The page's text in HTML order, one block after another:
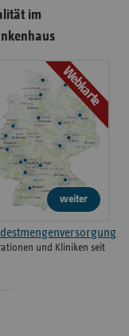
im
Webkarte
weiter
und Kliniken seit